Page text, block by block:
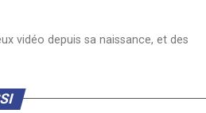
vidéo depuis sa naissance, et des